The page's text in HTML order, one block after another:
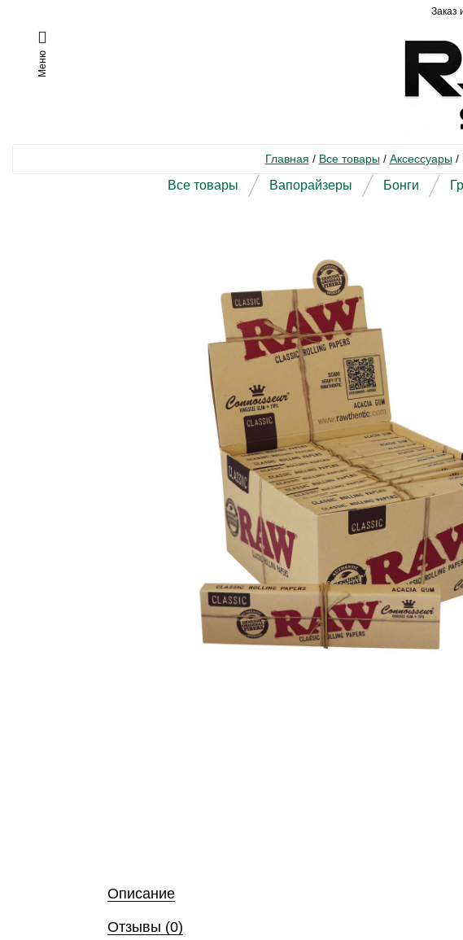
Заказ
Меню
Главная / Все товары/ Аксессуары/
Все товары Вапорайзеры Бонги
Описание
Отзывы (0)